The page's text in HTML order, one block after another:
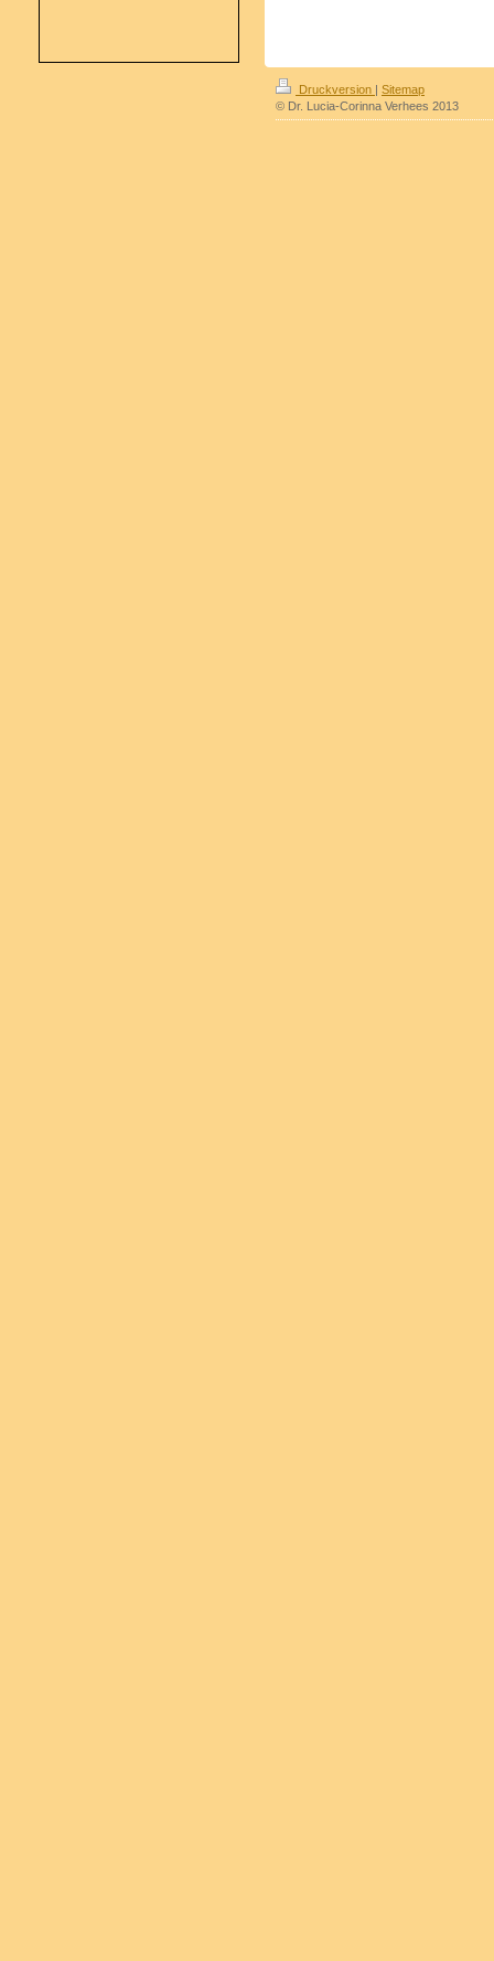
Druckversion | Sitemap
© Dr. Lucia-Corinna Verhees 2013